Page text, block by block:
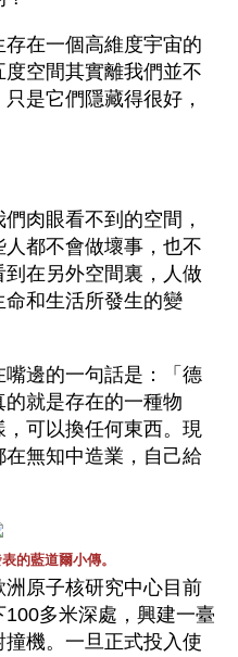
在一個高維度宇宙的
度空間其實離我們並不
是它們隱藏得很好，
肉眼看不到的空間，
都不會做壞事，也不
在另外空間裏，人做
和生活所發生的變
邊的一句話是：「德
就是存在的一種物
可以換任何東西。現
無知中造業，自己給
的藍道爾小傳。
原子核研究中心目前
多米深處，興建一臺
機。一旦正式投入使